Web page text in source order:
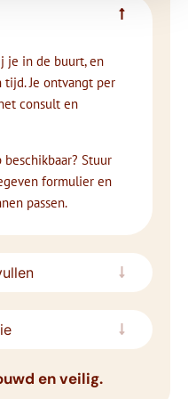
je in de buurt, en
Je ontvangt per
consult en
Stuur
formulier en
passen.
en veilig.